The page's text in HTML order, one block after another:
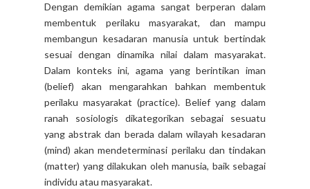
Dengan demikian agama sangat berperan dalam
membentuk perilaku masyarakat, dan mampu
membangun kesadaran manusia untuk bertindak
sesuai dengan dinamika nilai dalam masyarakat.
Dalam konteks ini, agama yang berintikan iman
(belief) akan mengarahkan bahkan membentuk
perilaku masyarakat (practice). Belief yang dalam
ranah sosiologis dikategorikan sebagai sesuatu
yang abstrak dan berada dalam wilayah kesadaran
(mind) akan mendeterminasi perilaku dan tindakan
(matter) yang dilakukan oleh manusia, baik sebagai
individu atau masyarakat.